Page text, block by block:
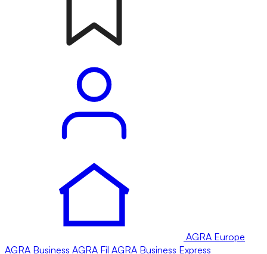
AGRA Europe
AGRA Business AGRA Fil AGRA Business Express